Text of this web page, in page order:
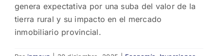
genera expectativa por una suba del valor de la
tierra rural y su impacto en el mercado
inmobiliario provincial.